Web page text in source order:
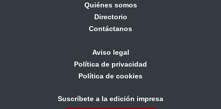
Quiénes somos
Directorio
Contáctanos
Aviso legal
Política de privacidad
Política de cookies
Suscríbete a la edición impresa